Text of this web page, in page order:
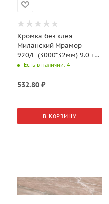
Кромка без клея
Миланский Мрамор
920/E (3000*32мм) 9.0 гр.,
АМК-Троя
Есть в наличии: 4
532.80 ₽
В КОРЗИНУ